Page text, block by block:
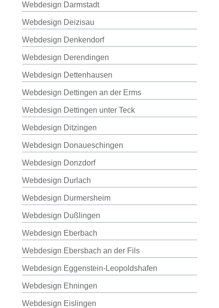
Webdesign Darmstadt
Webdesign Deizisau
Webdesign Denkendorf
Webdesign Derendingen
Webdesign Dettenhausen
Webdesign Dettingen an der Erms
Webdesign Dettingen unter Teck
Webdesign Ditzingen
Webdesign Donaueschingen
Webdesign Donzdorf
Webdesign Durlach
Webdesign Durmersheim
Webdesign Dußlingen
Webdesign Eberbach
Webdesign Ebersbach an der Fils
Webdesign Eggenstein-Leopoldshafen
Webdesign Ehningen
Webdesign Eislingen